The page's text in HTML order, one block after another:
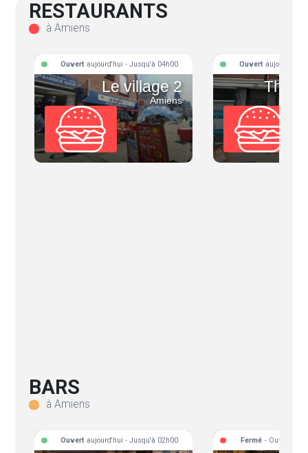
RESTAURANTS
à Amiens
Le village 2
Amiens
Ouvert aujourd'hui - Jusqu'à 04h00
The
Ouvert aujourd'hui
BARS
à Amiens
Ouvert aujourd'hui - Jusqu'à 02h00 Fermé - Ouvre